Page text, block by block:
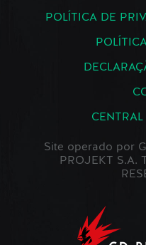
POLÍTICA DE
Site operado por
PROJEKT S.A.